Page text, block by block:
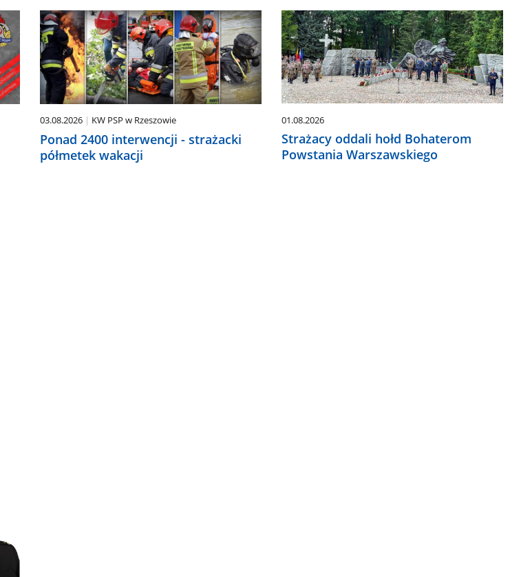
03.08.2026 KW PSP w Rzeszowie
Ponad 2400 interwencji - strażacki
półmetek wakacji
01.08.2026
Strażacy oddali hołd Bohaterom
Powstania Warszawskiego